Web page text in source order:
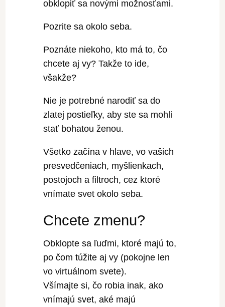
obklopiť sa novými možnosťami.
Pozrite sa okolo seba.
Poznáte niekoho, kto má to, čo
chcete aj vy? Takže to ide,
všakže?
Nie je potrebné narodiť sa do
zlatej postieľky, aby ste sa mohli
stať bohatou ženou.
Všetko začína v hlave, vo vašich
presvedčeniach, myšlienkach,
postojoch a filtroch, cez ktoré
vnímate svet okolo seba.
Chcete zmenu?
Obklopte sa ľuďmi, ktoré majú to,
po čom túžite aj vy (pokojne len
vo virtuálnom svete).
Všímajte si, čo robia inak, ako
vnímajú svet, aké majú